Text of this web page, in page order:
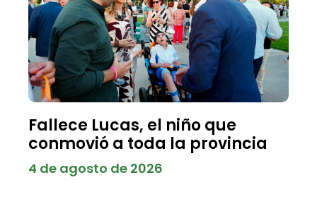
Fallece Lucas, el niño que
conmovió a toda la provincia
4 de agosto de 2026